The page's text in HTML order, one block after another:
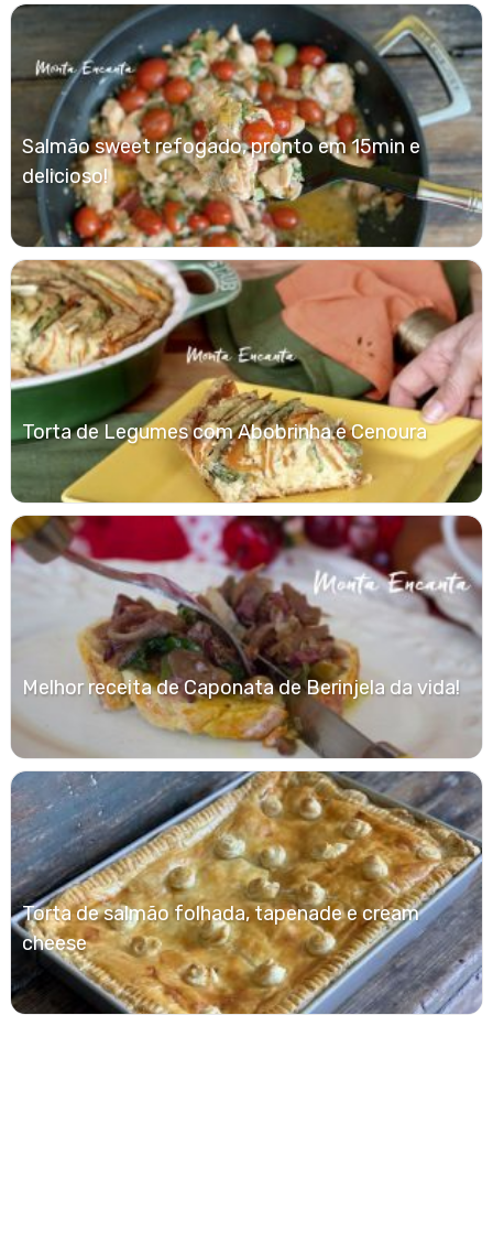
Salmão sweet refogado, pronto em 15min e
delicioso!
Torta de Legumes com Abobrinha e Cenoura
Melhor receita de Caponata de Berinjela da vida!
Torta de salmão folhada, tapenade e cream
cheese